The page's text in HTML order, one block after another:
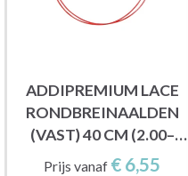
ADDIPREMIUM LACE
RONDBREINAALDEN
(VAST) 40 CM (2.00–
8.00 MM)
Prijs vanaf € 6,55